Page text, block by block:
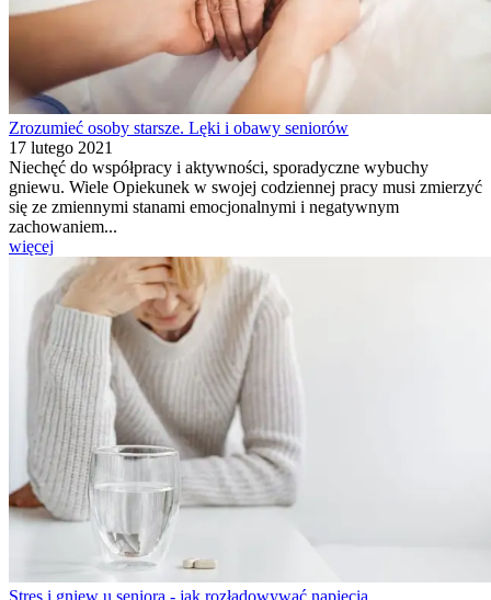
Zrozumieć osoby starsze. Lęki i obawy seniorów
17 lutego 2021
Niechęć do współpracy i aktywności, sporadyczne wybuchy
gniewu. Wiele Opiekunek w swojej codziennej pracy musi zmierzyć
się ze zmiennymi stanami emocjonalnymi i negatywnym
zachowaniem...
więcej
Stres i gniew u seniora - jak rozładowywać napięcia